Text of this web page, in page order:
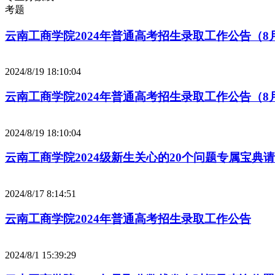
考题
云南工商学院2024年普通高考招生录取工作公告（8
2024/8/19 18:10:04
云南工商学院2024年普通高考招生录取工作公告（8
2024/8/19 18:10:04
云南工商学院2024级新生关心的20个问题专属宝典请
2024/8/17 8:14:51
云南工商学院2024年普通高考招生录取工作公告
2024/8/1 15:39:29